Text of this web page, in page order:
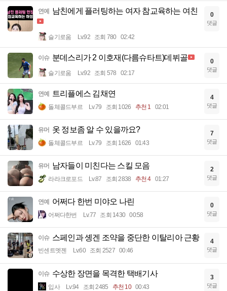
연예 남친에게 플러팅하는 여자 참교육하는 여친
슬기로움 Lv.92 조회 780 02:42
0
댓글
이슈 분데스리가 2 이호재(다름슈타트)데뷔골
슬기로움 Lv.92 조회 578 02:17
0
댓글
연예 트리플에스 김채연
돌체콜드부르 Lv.79 조회 1026 추천 1 02:01
4
댓글
유머 옷 정보좀 알 수 있을까요?
돌체콜드부르 Lv.79 조회 1626 01:43
7
댓글
유머 남자들이 미친다는 스킬 모음
라라크로포드 Lv.87 조회 2838 추천 4 01:27
2
댓글
연예 어쩌다 한번 미야오 나린
어쩌다한번 Lv.77 조회 1430 00:58
0
댓글
이슈 스페인과 솅겐 조약을 중단한 이탈리아 근황
빈센트멧젠 Lv.60 조회 2527 00:46
4
댓글
이슈 수상한 장면을 목격한 택배기사
입사 Lv.94 조회 2485 추천 10 00:43
3
댓글